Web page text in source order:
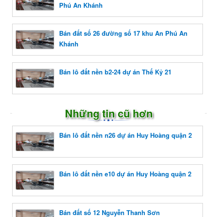
Phú An Khánh
Bán đất số 26 đường số 17 khu An Phú An
Khánh
Bán lô đất nền b2-24 dự án Thế Kỷ 21
Những tin cũ hơn
Bán lô đất nền n26 dự án Huy Hoàng quận 2
Bán lô đất nền e10 dự án Huy Hoàng quận 2
Bán đất số 12 Nguyễn Thanh Sơn